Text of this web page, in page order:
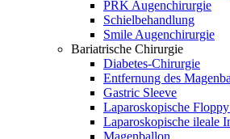
PRK Augenchirurgie
Schielbehandlung
Smile Augenchirurgie
Bariatrische Chirurgie
Diabetes-Chirurgie
Entfernung des
Gastric Sleeve
Laparoskopische
Laparoskopische ileale
Magenballon